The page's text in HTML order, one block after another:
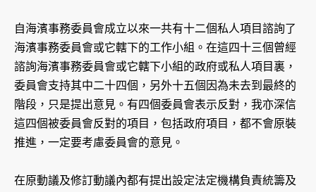
自海濱事務委員會成立以來一共有十二個私人項目諮詢了
海濱事務委員會或它轄下的工作小組。在這四十三個曾經
諮詢海濱事務委員會或它轄下小組的政府或私人項目裏，
委員會支持其中二十四個，另外十五個因為未去到最終的
階段，只是提出意見。有四個委員會表示反對，我亦深信
這四個被委員會反對的項目，包括政府項目，都不會原裝
推進，一定要考慮委員會的意見。
在原動議及修訂動議內都有提出設定法定機構負責統籌及